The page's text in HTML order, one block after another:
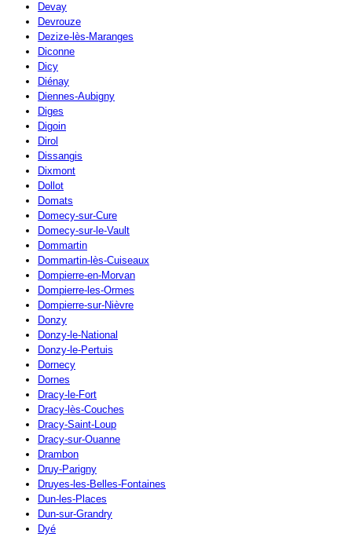
Devay
Devrouze
Dezize-lès-Maranges
Diconne
Dicy
Diénay
Diennes-Aubigny
Diges
Digoin
Dirol
Dissangis
Dixmont
Dollot
Domats
Domecy-sur-Cure
Domecy-sur-le-Vault
Dommartin
Dommartin-lès-Cuiseaux
Dompierre-en-Morvan
Dompierre-les-Ormes
Dompierre-sur-Nièvre
Donzy
Donzy-le-National
Donzy-le-Pertuis
Dornecy
Dornes
Dracy-le-Fort
Dracy-lès-Couches
Dracy-Saint-Loup
Dracy-sur-Ouanne
Drambon
Druy-Parigny
Druyes-les-Belles-Fontaines
Dun-les-Places
Dun-sur-Grandry
Dyé